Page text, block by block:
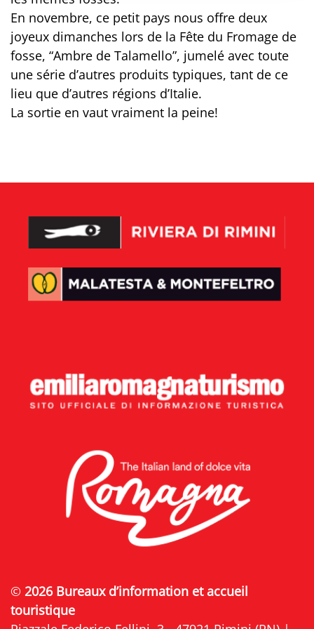
En novembre, ce petit pays nous offre deux
joyeux dimanches lors de la Fête du Fromage de
fosse, “Ambre de Talamello”, jumelé avec toute
une série d’autres produits typiques, tant de ce
lieu que d’autres régions d’Italie.
La sortie en vaut vraiment la peine!
© 2026 Bureaux d’information et accueil
touristique